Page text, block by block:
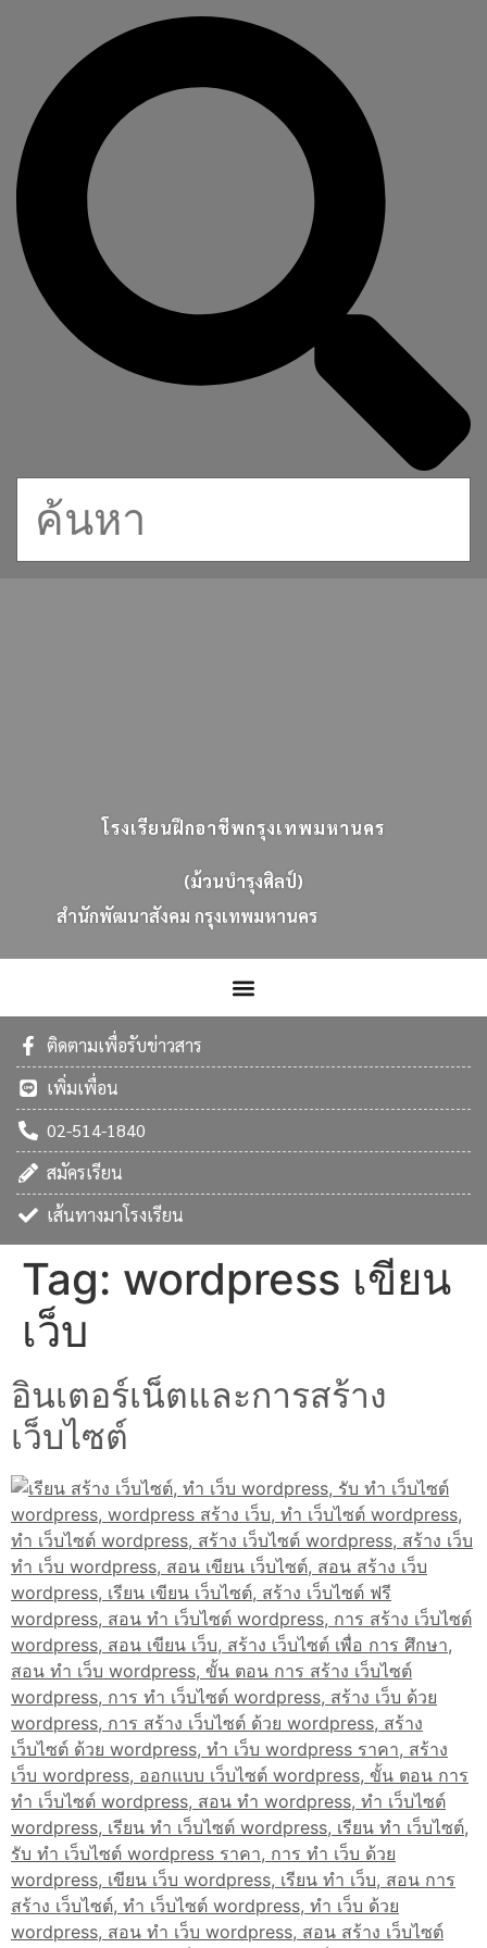
โรงเรียนฝึกอาชีพกรุงเทพมหานคร
(ม้วนบำรุงศิลป์)
สนกพฒนาสงคม กรงเทพมหานคร
ติดตามเพื่อรับข่าวสาร
เพิ่มเพื่อน
02-514-1840
สมัครเรียน
เส้นทางมาโรงเรียน
Tag: wordpress เขียน
เว็บ
อินเตอร์เน็ตและการสร้าง
เว็บไซต์